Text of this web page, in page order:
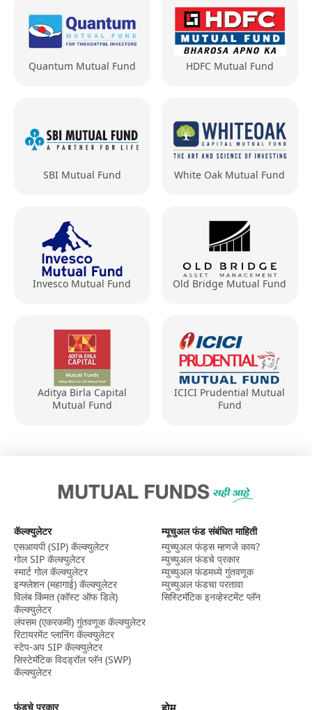
Quantum Mutual Fund HDFC Mutual Fund
SBI Mutual Fund White Oak Mutual Fund
Invesco Mutual Fund Old Bridge Mutual Fund
Aditya Birla Capital
Mutual Fund
ICICI Prudential Mutual
Fund
कॅल्क्युलेटर
एसआयपी (SIP) कॅल्क्युलेटर
गोल SIP कॅल्क्युलेटर
स्मार्ट गोल कॅल्क्युलेटर
इन्फ्लेशन (महागाई) कॅल्क्युलेटर
विलंब किंमत (कॉस्ट ऑफ डिले)
कॅल्क्युलेटर
लंपसम (एकरकमी) गुंतवणूक कॅल्क्युलेटर
रिटायरमेंट प्लानिंग कॅल्क्युलेटर
स्टेप-अप SIP कॅल्क्युलेटर
सिस्टेमॅटिक विदड्रॉल प्लॅन (SWP)
कॅल्क्युलेटर
म्यूचुअल फंड संबंधित माहिती
म्युच्युअल फंड्स म्हणजे काय?
म्युच्युअल फंडचे प्रकार
म्युच्युअल फंडमध्ये गुंतवणूक
म्युच्युअल फंडचा परतावा
सिस्टिमॅटिक इनव्हेस्टमेंट प्लॅन
फंडचे प्रकार